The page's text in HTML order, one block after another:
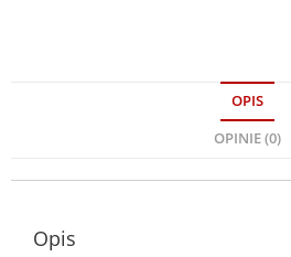
OPIS
OPINIE (0)
Opis